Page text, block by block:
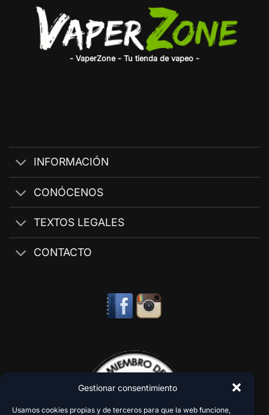
Gestionar consentimiento
Usamos cookies propias y de terceros para que la web funcione,
- VaperZone - Tu tienda de vapeo -
INFORMACIÓN
CONÓCENOS
TEXTOS LEGALES
CONTACTO